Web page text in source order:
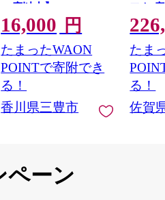
17度以上】
16,000 円
たまったWAON
POINTで寄附でき
る！
香川県三豊市
フト
たま
る！
佐賀
ペーン